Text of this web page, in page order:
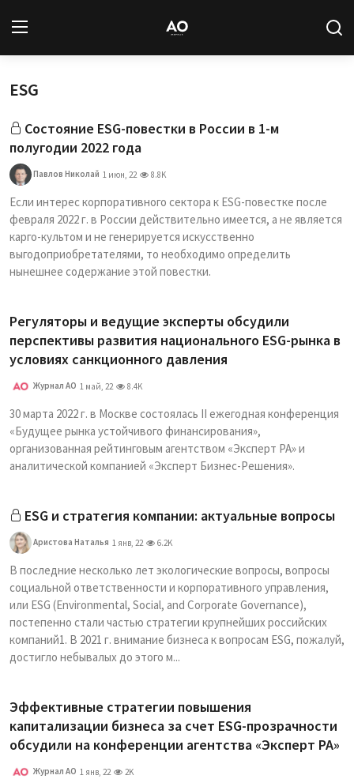
Новости
Статьи
Авторы
Архив
Подписка
ESG
Состояние ESG-повестки в России в 1-м
полугодии 2022 года
Павлов Николай 1 июн, 22 8.8K
Если интерес корпоративного сектора к ESG-повестке после
февраля 2022 г. в России действительно имеется, а не является
карго-культом и не генерируется искусственно
выгодоприобретателями, то необходимо определить
нынешнее содержание этой повестки.
Регуляторы и ведущие эксперты обсудили
перспективы развития национального ESG-рынка в
условиях санкционного давления
Журнал АО 1 май, 22 8.4K
30 марта 2022 г. в Москве состоялась II ежегодная конференция
«Будущее рынка устойчивого финансирования»,
организованная рейтинговым агентством «Эксперт РА» и
аналитической компанией «Эксперт Бизнес-Решения».
ESG и стратегия компании: актуальные вопросы
Аристова Наталья 1 янв, 22 6.2K
В последние несколько лет экологические вопросы, вопросы
социальной ответственности и корпоративного управления,
или ESG (Environmental, Social, and Corporate Governance),
постепенно стали частью стратегии крупнейших российских
компаний1. В 2021 г. внимание бизнеса к вопросам ESG, пожалуй,
достигло небывалых до этого м...
Эффективные стратегии повышения
капитализации бизнеса за счет ESG-прозрачности
обсудили на конференции агентства «Эксперт РА»
Журнал АО 1 янв, 22 2K